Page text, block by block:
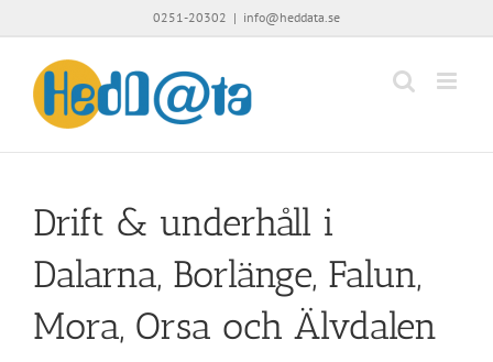
till
innehållet
0251-20302 | info@heddata.se
Drift & underhåll i
Dalarna, Borlänge, Falun,
Mora, Orsa och Älvdalen